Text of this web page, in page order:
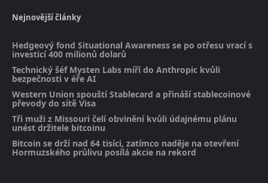
Nejnovější články
Hedgeový fond Situational Awareness se po otřesu vrací s
investicí 400 milionů dolarů
Technický šéf Mysten Labs míří do Anthropic kvůli
bezpečnosti v éře AI
Western Union spouští Stablecard a přináší stablecoinové
převody do sítě Visa
Tři muži z Missouri čelí obvinění kvůli údajnému plánu
unést držitele bitcoinu
Bitcoin se drží nad 64 tisíci, zatímco naděje na otevření
Hormuzského průlivu posílá akcie na rekord